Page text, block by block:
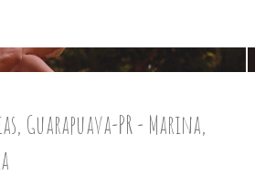
Guarapuava-PR - Marina,